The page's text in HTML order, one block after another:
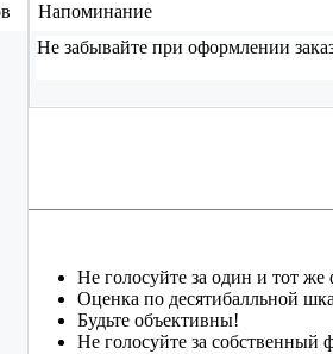
Напоминание
Не забывайте при оформлении
Не голосуйте за один и тот же
Оценка по десятибалльной
Будьте объективны!
Не голосуйте за собственный